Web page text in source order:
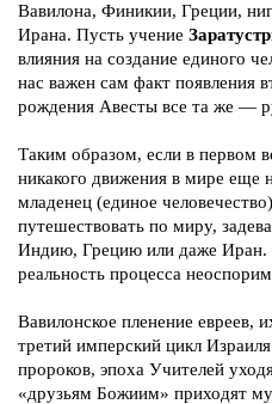
Вавилона, Финикии, Греции,
Ирана. Пусть учение
влияния на создание единого
нас важен сам факт появления
рождения Авесты все та же —
Таким образом, если в первом
никакого движения в мире еще
младенец (единое
путешествовать по миру,
Индию, Грецию или даже Иран.
реальность процесса
Вавилонское пленение евреев,
третий имперский цикл
пророков, эпоха Учителей
«друзьям Божиим» приходят